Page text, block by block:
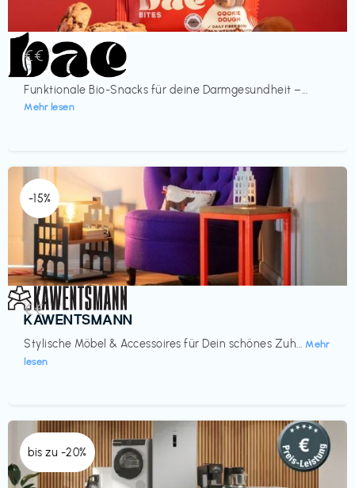
Lebensmittel
bae Treat
Funktionale Bio-Snacks für deine Darmgesundheit –...
Mehr lesen
€€‎
-15%
Einrichtung
KAWENTSMANN
Stylische Möbel & Accessoires für Dein schönes Zuh... Mehr
lesen
€€‎
bis zu -20%